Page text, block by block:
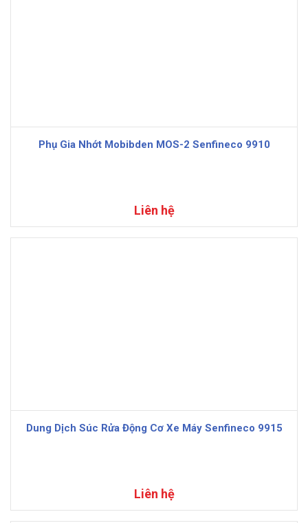
Phụ Gia Nhớt Mobibden MOS-2 Senfineco 9910
Liên hệ
Dung Dịch Súc Rửa Động Cơ Xe Máy Senfineco 9915
Liên hệ